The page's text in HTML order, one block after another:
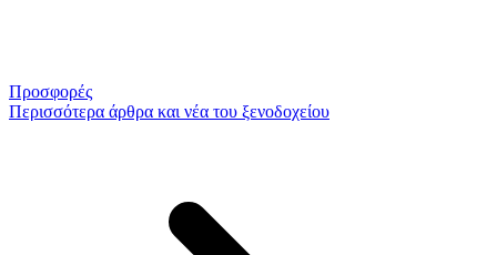
Προσφορές
Περισσότερα άρθρα και νέα του ξενοδοχείου